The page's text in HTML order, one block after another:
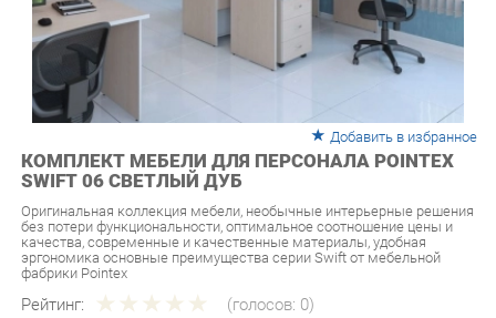
Добавить в избранное
КОМПЛЕКТ МЕБЕЛИ ДЛЯ ПЕРСОНАЛА POINTEX
SWIFT 06 СВЕТЛЫЙ ДУБ
Оригинальная коллекция мебели, необычные интерьерные решения
качества, современные и качественные материалы, удобная
эргономика основные преимущества серии Swift от мебельной
фабрики Pointex
Рейтинг:
Артикул: u-0120615